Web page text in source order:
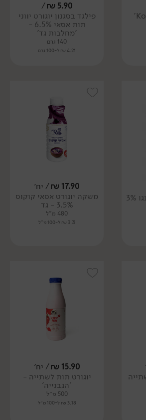
5.90
₪
/
פילגד בסגנון יוגורט יווני
תות אסאי 6.5% -
'מחלבות גד'
140 גרם
4.21 ₪ ל-100 גרם
משקה יוגורט לאסי מנגו 3%
17.90
₪/ יח׳
משקה יוגורט אסאי קוקוס
3.5% - גד
480 מ"ל
3.73 ₪ ל-100 מ"ל
15.90
₪/ יח׳
יוגורט תות לשתייה -
'הגבנייה'
500 מ״ל
3.18 ₪ ל-100 מ״ל